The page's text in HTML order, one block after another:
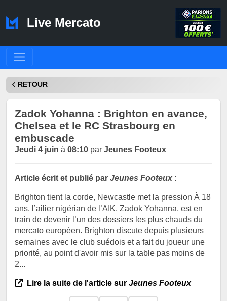
Live Mercato
RETOUR
Zadok Yohanna : Brighton en avance,
Chelsea et le RC Strasbourg en
embuscade
Jeudi 4 juin à 08:10 par Jeunes Footeux
Article écrit et publié par Jeunes Footeux :
Brighton tient la corde, Newcastle met la pression À 18
ans, l’ailier nigérian de l’AIK, Zadok Yohanna, est en
train de devenir l’un des dossiers les plus chauds du
mercato européen. Brighton discute depuis plusieurs
semaines avec le club suédois et a fait du joueur une
priorité, au point d'avoir mis sur la table pas moins de
2...
Lire la suite de l'article sur Jeunes Footeux